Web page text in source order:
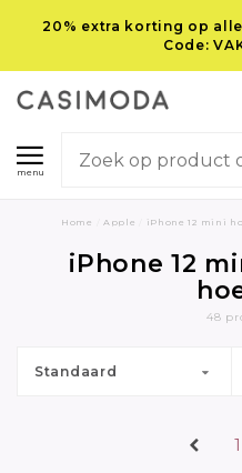
20% extra korting op
Code:
menu
Home Apple iPhone 12 mini
iPhone 12
48
Standaard
1